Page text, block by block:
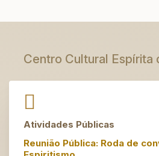
Centro Cultural Espírita
Atividades Públicas
Reunião Pública: Roda de